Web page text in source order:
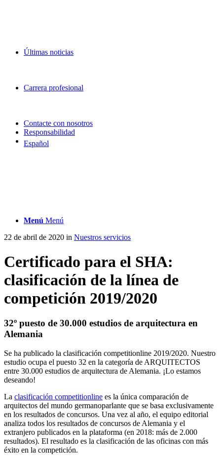
Últimas noticias
Carrera profesional
Contacte con nosotros
Responsabilidad
Español
Menú Menú
22 de abril de 2020 in Nuestros servicios
Certificado para el SHA:
clasificación de la línea de
competición 2019/2020
32º puesto de 30.000 estudios de arquitectura en
Alemania
Se ha publicado la clasificación competitionline 2019/2020. Nuestro
estudio ocupa el puesto 32 en la categoría de ARQUITECTOS
entre 30.000 estudios de arquitectura de Alemania. ¡Lo estamos
deseando!
La clasificación competitionline es la única comparación de
arquitectos del mundo germanoparlante que se basa exclusivamente
en los resultados de concursos. Una vez al año, el equipo editorial
analiza todos los resultados de concursos de Alemania y el
extranjero publicados en la plataforma (en 2018: más de 2.000
resultados). El resultado es la clasificación de las oficinas con más
éxito en la competición.